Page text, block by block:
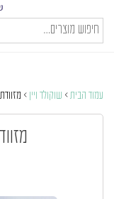
עמוד הבית > שוקולד ויין >